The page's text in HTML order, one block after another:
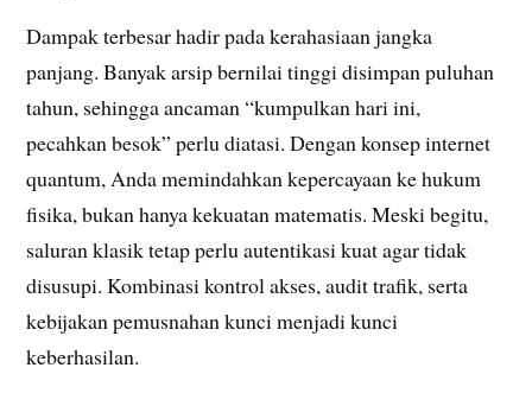
Dampak terbesar hadir pada kerahasiaan jangka
panjang. Banyak arsip bernilai tinggi disimpan puluhan
tahun, sehingga ancaman “kumpulkan hari ini,
pecahkan besok” perlu diatasi. Dengan konsep internet
quantum, Anda memindahkan kepercayaan ke hukum
fisika, bukan hanya kekuatan matematis. Meski begitu,
saluran klasik tetap perlu autentikasi kuat agar tidak
disusupi. Kombinasi kontrol akses, audit trafik, serta
kebijakan pemusnahan kunci menjadi kunci
keberhasilan.